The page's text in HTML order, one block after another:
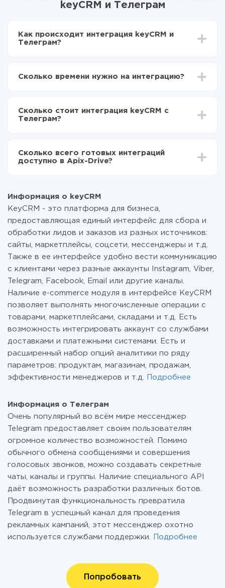
keyCRM и Телеграм
Как происходит интеграция keyCRM и
Телеграм?
Выбираете какие данные передавать из keyCRM
Теперь данные будут автоматически
передаваться из keyCRM в Телеграм
Сколько времени нужно на интеграцию?
отличаться и составлять от 5-ти до 30-минут. В
среднем настройка занимает 10-15 минут.
Сколько стоит интеграция keyCRM с
Телеграм?
функционал. Вы оплачиваете только количество
данных, которые по факту передаются из одной
перейти на платный, при необходимости. Подробнее
отарифах .
Сколько всего готовых интеграций
доступно в Apix-Drive?
Информация о keyCRM
KeyCRM - это платформа для бизнеса,
предоставляющая единый интерфейс для сбора и
обработки лидов и заказов из разных источников:
сайты, маркетплейсы, соцсети, мессенджеры и т.д.
Также в ее интерфейсе удобно вести коммуникацию
с клиентами через разные аккаунты Instagram, Viber,
Telegram, Facebook, Email или другие каналы.
Наличие e-commerce модуля в интерфейсе KeyCRM
позволяет выполнять многочисленные операции с
товарами, маркетплейсами, складами и т.д. Есть
возможность интегрировать аккаунт со службами
доставками и платежными системами. Есть и
расширенный набор опций аналитики по ряду
параметров: продуктам, магазинам, продажам,
эффективности менеджеров и т.д.
Подробнее
Информация о Телеграм
Очень популярный во всём мире мессенджер
Telegram предоставляет своим пользователям
огромное количество возможностей. Помимо
обычного обмена сообщениями и совершения
голосовых звонков, можно создавать секретные
чаты, каналы и группы. Наличие специального API
даёт возможность разработки различных ботов.
Продвинутая функциональность превратила
Telegram в успешный канал для проведения
рекламных кампаний, этот мессенджер охотно
используется службами поддержки.
Подробнее
Попробовать